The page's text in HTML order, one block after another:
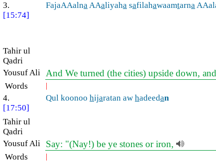
3.
[15:74]
FajaAAalnaAAaliyaha safilahawaamtarna
Tahir ul
Qadri
Yousuf Ali And We turned (the cities) upside down,
Words |
4.
[17:50]
Qul koonoo hijaratan aw hadeedan
Tahir ul
Qadri
Yousuf Ali Say: "(Nay!) be ye stones or iron,
Words |